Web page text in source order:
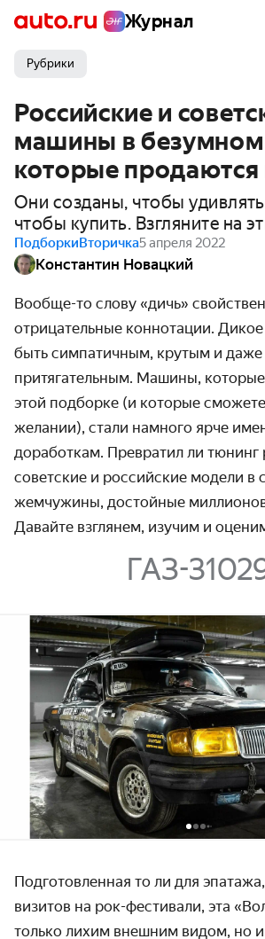
Журнал
Рубрики
Российские и
машины в безумном
которые продаются
Они созданы, чтобы
чтобы купить. Взгляните на
ПодборкиВторичка5 апреля 2022
Константин Новацкий
Вообще-то слову «дичь»
отрицательные коннотации.
быть симпатичным, крутым и даже
притягательным. Машины,
этой подборке (и которые
желании), стали намного ярче
доработкам. Превратил ли тюнинг
советские и российские модели в
жемчужины, достойные
Давайте взглянем, изучим и
ГАЗ-
Подготовленная то ли для
визитов на рок-фестивали, эта
только лихим внешним видом, но и